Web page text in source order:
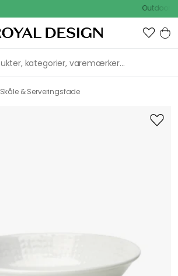
Outdoor Sale
Skåle & Serveringsfade